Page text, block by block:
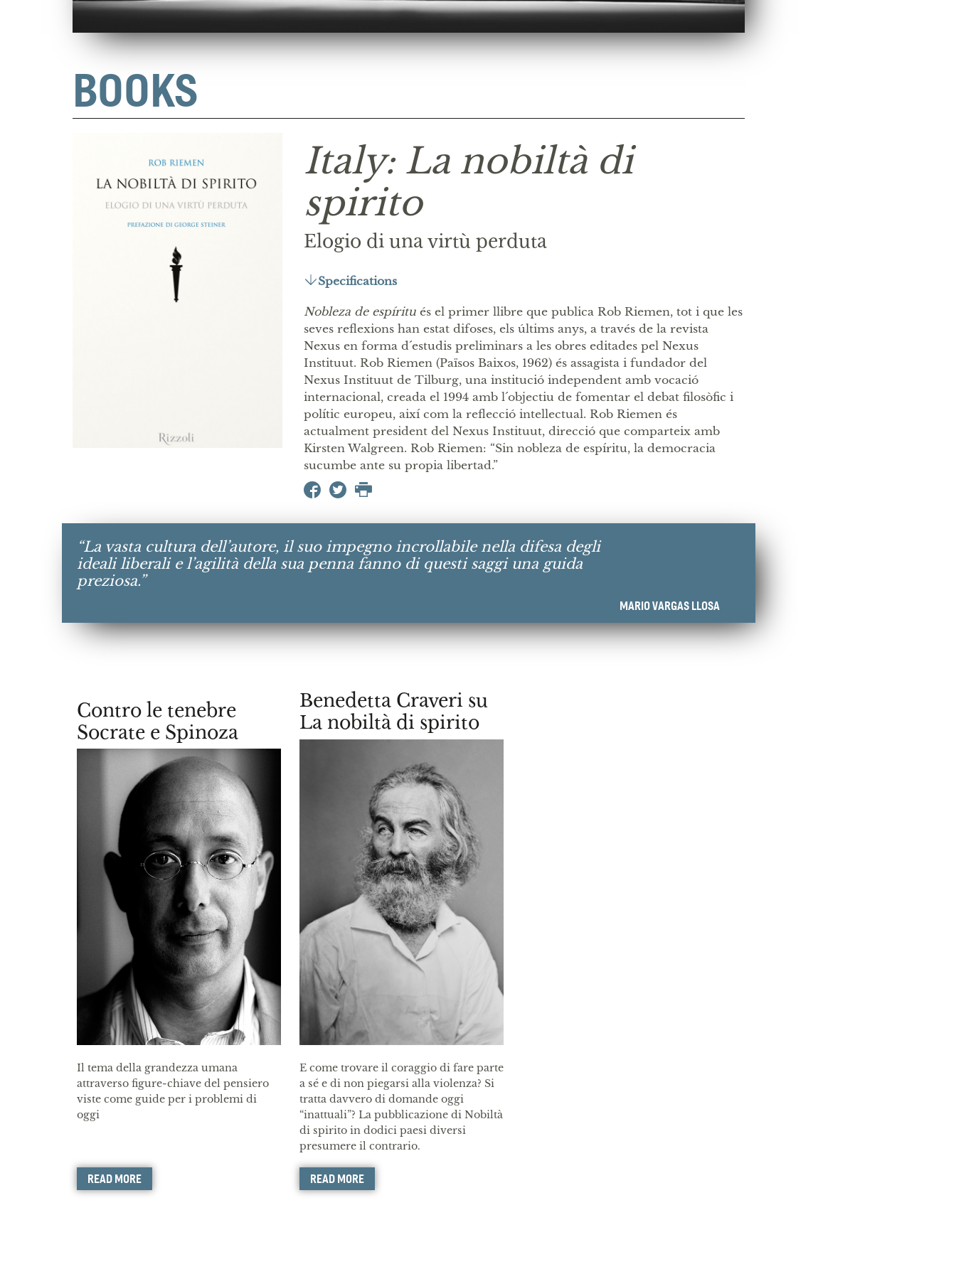
BOOKS
Italy: La nobiltà di
spirito
Elogio di una virtù perduta
Specifications
Nobleza de espíritués el primer llibre que publica Rob Riemen, tot i que les
seves reflexions han estat difoses, els últims anys, a través de la revista
Nexus en forma d´estudis preliminars a les obres editades pel Nexus
Instituut. Rob Riemen (Països Baixos, 1962) és assagista i fundador del
Nexus Instituut de Tilburg, una institució independent amb vocació
internacional, creada el 1994 amb l´objectiu de fomentar el debat filosòfic i
polític europeu, així com la reflecció intellectual. Rob Riemen és
actualment president del Nexus Instituut, direcció que comparteix amb
Kirsten Walgreen. Rob Riemen: “Sin nobleza de espíritu, la democracia
sucumbe ante su propia libertad.”
“La vasta cultura dell’autore, il suo impegno incrollabile nella difesa degli
ideali liberali e l’agilità della sua penna fanno di questi saggi una guida
preziosa.”
MARIO VARGAS LLOSA
Contro le tenebre
Socrate e Spinoza
Il tema della grandezza umana
attraverso figure-chiave del pensiero
viste come guide per i problemi di
oggi
READ MORE
Benedetta Craveri su
La nobiltà di spirito
E come trovare il coraggio di fare parte
a sé e di non piegarsi alla violenza? Si
tratta davvero di domande oggi
“inattuali”? La pubblicazione di Nobiltà
di spirito in dodici paesi diversi
presumere il contrario.
READ MORE